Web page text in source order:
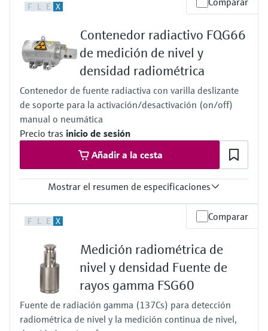
Cualquiera
Densidad min. del medio
Cualquiera
Conductividad mín. del producto
F L E X
Contenedor radiactivo FQG66
de medición de nivel y
densidad radiométrica
Contenedor de fuente radiactiva con varilla deslizante
de soporte para la activación/desactivación (on/off)
manual o neumática
Precio tras inicio de sesión
Añadir a la cesta
Mostrar el resumen de especificaciones
Cualquiera
Cualquiera
Principales partes húmedas
Sin contacto
F L E X Comparar
Medición radiométrica de
nivel y densidad Fuente de
rayos gamma FSG60
Fuente de radiación gamma (137Cs) para detección
radiométrica de nivel y la medición continua de nivel,